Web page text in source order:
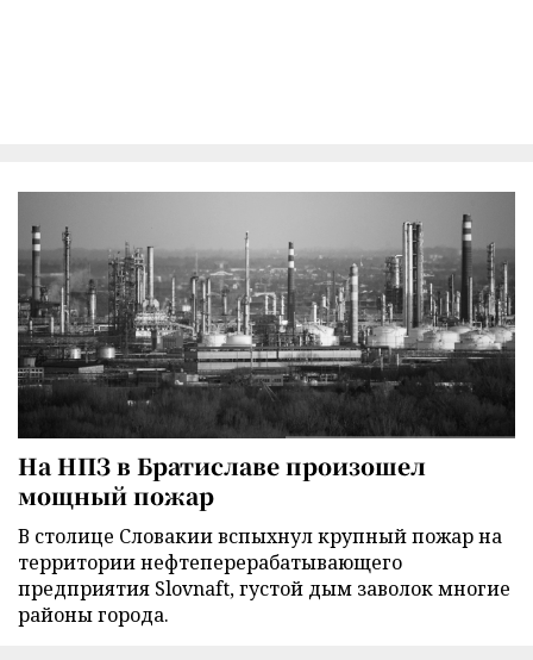
На НПЗ в Братиславе произошел
мощный пожар
В столице Словакии вспыхнул крупный пожар на
территории нефтеперерабатывающего
предприятия Slovnaft, густой дым заволок многие
районы города.